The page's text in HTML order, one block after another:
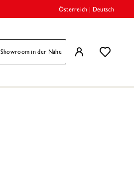
Österreich Deutsch
Showroom in der Nähe